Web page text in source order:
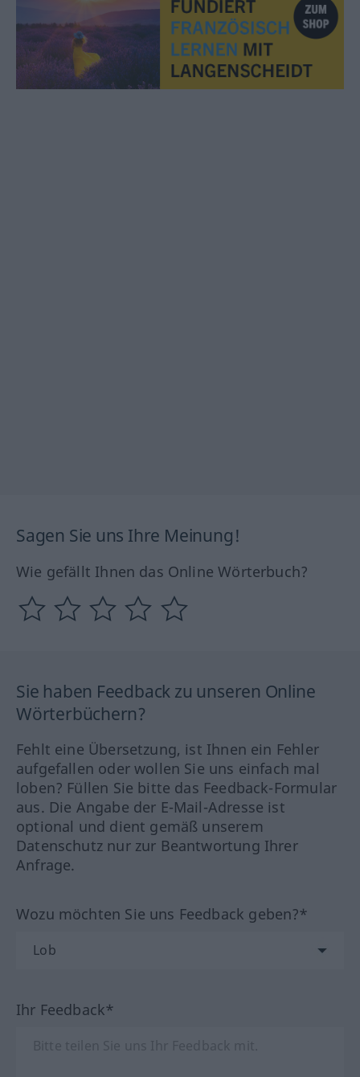
Sagen Sie uns Ihre Meinung!
Wie gefällt Ihnen das Online Wörterbuch?
Sie haben Feedback zu unseren Online
Wörterbüchern?
Fehlt eine Übersetzung, ist Ihnen ein Fehler
aufgefallen oder wollen Sie uns einfach mal
loben? Füllen Sie bitte das Feedback-Formular
aus. Die Angabe der E-Mail-Adresse ist
optional und dient gemäß unserem
Datenschutz nur zur Beantwortung Ihrer
Anfrage.
Wozu möchten Sie uns Feedback geben?*
Ihr Feedback*